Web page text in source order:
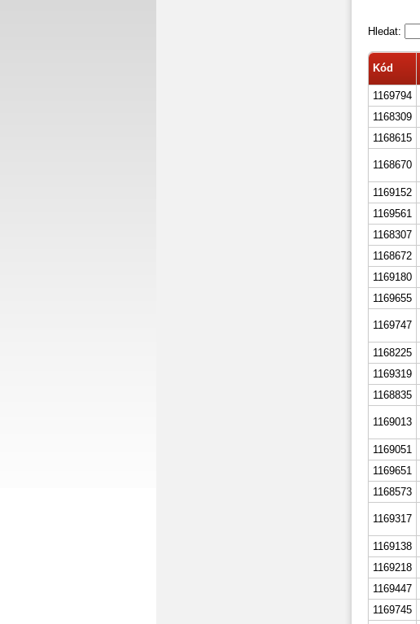
Hledat:
Kód
1169794
1168309
1168615
1168670
1169152
1169561
1168307
1168672
1169180
1169655
1169747
1168225
1169319
1168835
1169013
1169051
1169651
1168573
1169317
1169138
1169218
1169447
1169745